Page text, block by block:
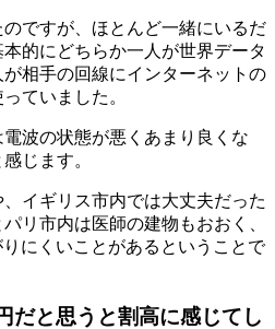
ですが、ほとんど一緒にいるだ
的にどちらか一人が世界データ
相手の回線にインターネットの
ていました。
波の状態が悪くあまり良くな
じます。
イギリス市内では大丈夫だった
リ市内は医師の建物もおおく、
にくいことがあるということで
だと思うと割高に感じてし